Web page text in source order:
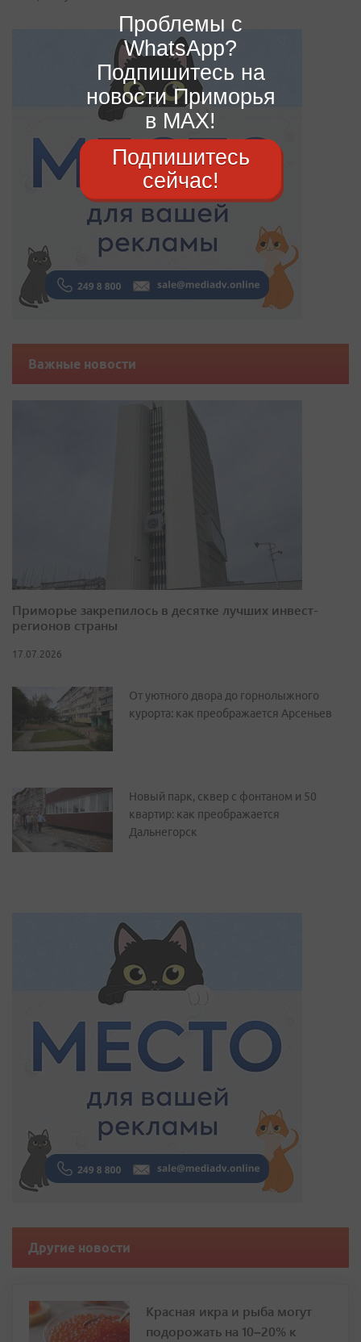
Важные новости
Приморье закрепилось в десятке лучших инвест-
регионов страны
17.07.2026
От уютного двора до горнолыжного
курорта: как преображается Арсеньев
Новый парк, сквер с фонтаном и 50
квартир: как преображается
Дальнегорск
Другие новости
Красная икра и рыба могут
подорожать на 10–20% к
Проблемы с
WhatsApp?
Подпишитесь на
новости Приморья
в MAX!
Подпишитесь
сейчас!